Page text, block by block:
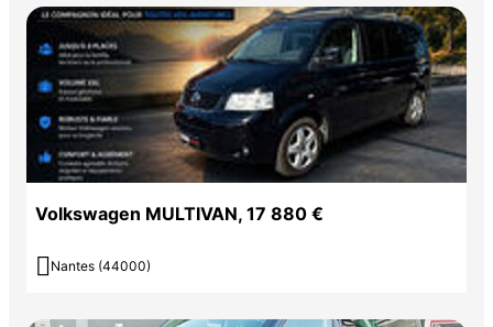
Volkswagen MULTIVAN, 17 880 €
 Nantes (44000)